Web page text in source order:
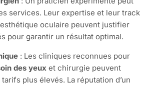
services. Leur expertise et leur track
oculaire peuvent justifier
pour garantir un résultat optimal.
: Les cliniques reconnues pour
des yeux et chirurgie peuvent
plus élevés. La réputation d’un